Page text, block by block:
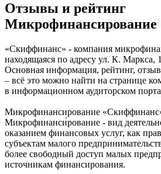
Отзывы и рейтинг
«Скиффинанс» - компания
находящаяся по адресу ул. К. Маркса,
Основная информация, рейтинг,
– всё это можно найти на странице
в информационном аудиторском
Микрофинансирование
Микрофинанси́рование - вид
оказанием финансовых услуг, как
субъектам малого
более свободный доступ малых
источникам финансирования.